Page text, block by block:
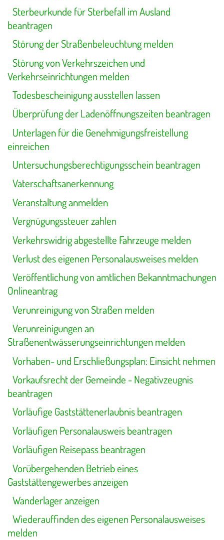
Sterbeurkunde für Sterbefall im Ausland
beantragen
Störung der Straßenbeleuchtung melden
Störung von Verkehrszeichen und
Verkehrseinrichtungen melden
Todesbescheinigung ausstellen lassen
Überprüfung der Ladenöffnungszeiten beantragen
Unterlagen für die Genehmigungsfreistellung
einreichen
Untersuchungsberechtigungsschein beantragen
Vaterschaftsanerkennung
Veranstaltung anmelden
Vergnügungssteuer zahlen
Verkehrswidrig abgestellte Fahrzeuge melden
Verlust des eigenen Personalausweises melden
Veröffentlichung von amtlichen Bekanntmachungen
Onlineantrag
Verunreinigung von Straßen melden
Verunreinigungen an
Straßenentwässerungseinrichtungen melden
Vorhaben- und Erschließungsplan: Einsicht nehmen
Vorkaufsrecht der Gemeinde - Negativzeugnis
beantragen
Vorläufige Gaststättenerlaubnis beantragen
Vorläufigen Personalausweis beantragen
Vorläufigen Reisepass beantragen
Vorübergehenden Betrieb eines
Gaststättengewerbes anzeigen
Wanderlager anzeigen
Wiederauffinden des eigenen Personalausweises
melden